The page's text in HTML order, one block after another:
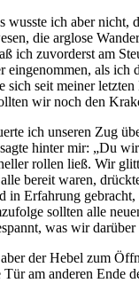
wusste ich aber
die arglose
ich zuvorderst am
eingenommen, als
sich seit meiner
wir noch den
ich unseren Zug
hinter mir: „Du
rollen ließ. Wir
bereit waren,
Erfahrung
sollten alle
was wir
der Hebel zum
am anderen Ende